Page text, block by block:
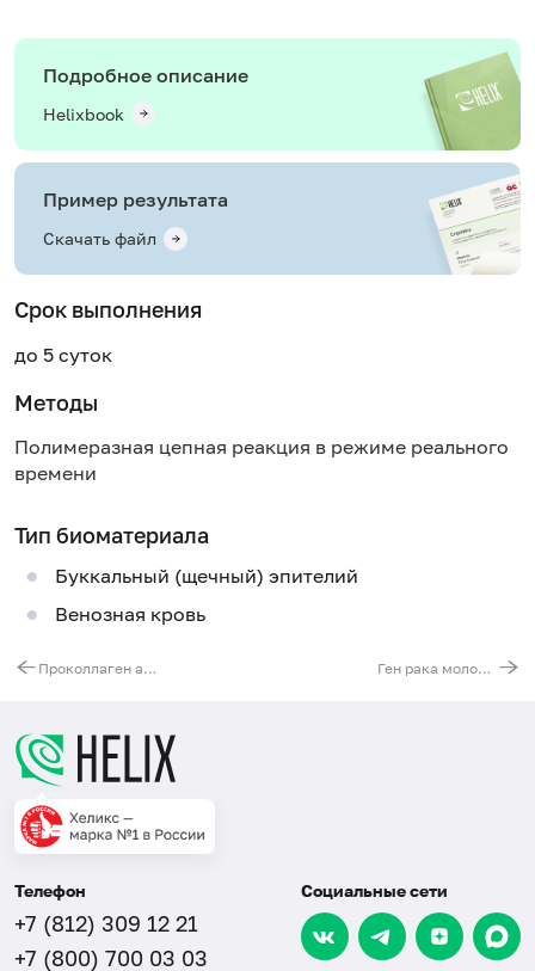
Подробное описание
Helixbook
Пример результата
Скачать файл
Срок выполнения
до 5 суток
Методы
Полимеразная цепная реакция в режиме реального
времени
Тип биоматериала
Буккальный (щечный) эпителий
Венозная кровь
Проколлаген а-1 (COL1A1). Выявление мутации G1245T Ген рака молочной железы 1 (BRCA1). Выявление мутации 3875delGTCT (нарушение структуры белка)
Телефон
+7 (812) 309 12 21
+7 (800) 700 03 03
Социальные сети